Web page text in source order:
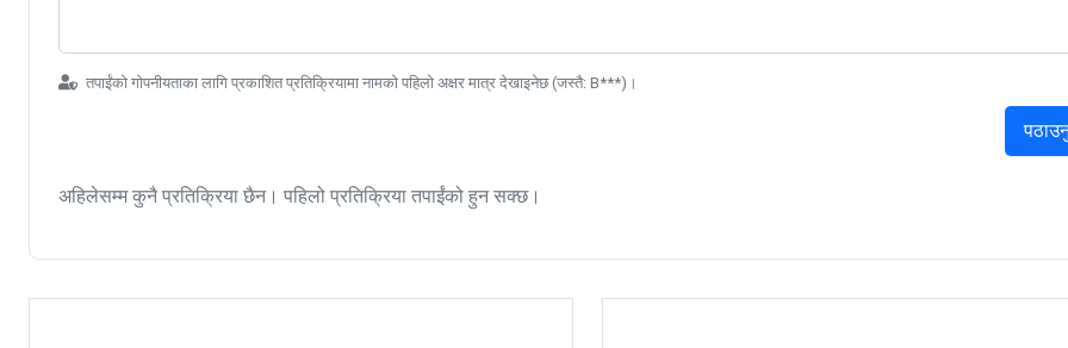
तपाईंको गोपनीयताका लागि प्रकाशित प्रतिक्रियामा नामको पहिलो अक्षर मात्र देखाइनेछ (जस्तै: B***)।
अहिलेसम्म कुनै प्रतिक्रिया छैन। पहिलो प्रतिक्रिया तपाईंको हुन सक्छ।